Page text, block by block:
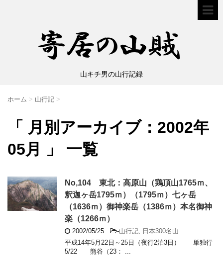
山キチ男の山行記録
ホーム > 山行記 >
「 月別アーカイブ：2002年
05月 」 一覧
No,104 東北：高原山（鶏頂山1765ｍ、
釈迦ヶ岳1795ｍ）（1795ｍ）七ヶ岳
（1636ｍ）御神楽岳（1386ｍ）本名御神
楽（1266ｍ）
2002/05/25 -山行記
日本300名山
平成14年5月22日～25日（夜行2泊3日） 単独行
5/22 熊谷（23： ...